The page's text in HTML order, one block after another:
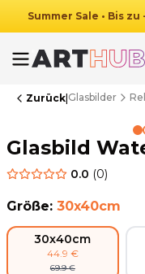
Summer Sale • Bis zu -
Zurück Glasbilder
Glasbild
0.0 (0)
Größe: 30x40cm
30x40cm
44.9 €
69.9 €